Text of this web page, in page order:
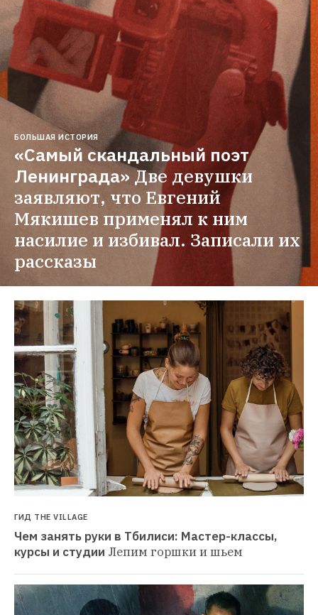
БОЛЬШАЯ ИСТОРИЯ
«Самый скандальный поэт
Ленинграда»Две девушки
заявляют, что Евгений
Мякишев применял к ним
насилие и избивал. Записали их
рассказы
ГИД THE VILLAGE
Чем занять руки в Тбилиси: Мастер-классы,
курсы и студии Лепим горшки и шьем